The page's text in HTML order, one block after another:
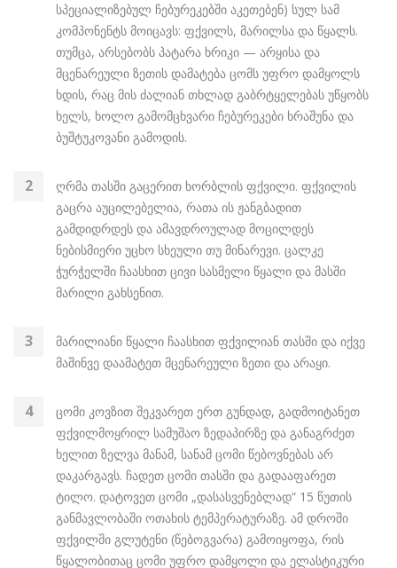
სპეციალიზებულ ჩებურეკებში აკეთებენ) სულ სამ
კომპონენტს მოიცავს: ფქვილს, მარილსა და წყალს.
თუმცა, არსებობს პატარა ხრიკი — არყისა და
მცენარეული ზეთის დამატება ცომს უფრო დამყოლს
ხდის, რაც მის ძალიან თხლად გაბრტყელებას უწყობს
ხელს, ხოლო გამომცხვარი ჩებურეკები ხრაშუნა და
ბუშტუკოვანი გამოდის.
ღრმა თასში გაცერით ხორბლის ფქვილი. ფქვილის
გაცრა აუცილებელია, რათა ის ჟანგბადით
გამდიდრდეს და ამავდროულად მოცილდეს
ნებისმიერი უცხო სხეული თუ მინარევი. ცალკე
ჭურჭელში ჩაასხით ცივი სასმელი წყალი და მასში
მარილი გახსენით.
მარილიანი წყალი ჩაასხით ფქვილიან თასში და იქვე
მაშინვე დაამატეთ მცენარეული ზეთი და არაყი.
ცომი კოვზით შეკვარეთ ერთ გუნდად, გადმოიტანეთ
ფქვილმოყრილ სამუშაო ზედაპირზე და განაგრძეთ
ხელით ზელვა მანამ, სანამ ცომი წებოვნებას არ
დაკარგავს. ჩადეთ ცომი თასში და გადააფარეთ
ტილო. დატოვეთ ცომი „დასასვენებლად“ 15 წუთის
განმავლობაში ოთახის ტემპერატურაზე. ამ დროში
ფქვილში გლუტენი (წებოგვარა) გამოიყოფა, რის
წყალობითაც ცომი უფრო დამყოლი და ელასტიკური